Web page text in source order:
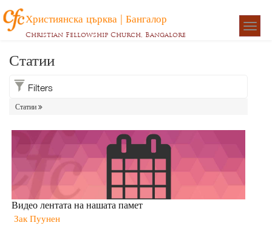
Християнска църква | Бангалор
Christian Fellowship Church, Bangalore
Статии
Filters
Статии
Видео лентата на нашата памет
Зак Пуунен